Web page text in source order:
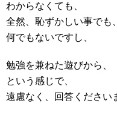
わからなくても、
全然、恥ずかしい事でも、
何でもないですし、
勉強を兼ねた遊びから、
という感じで、
遠慮なく、回答ください